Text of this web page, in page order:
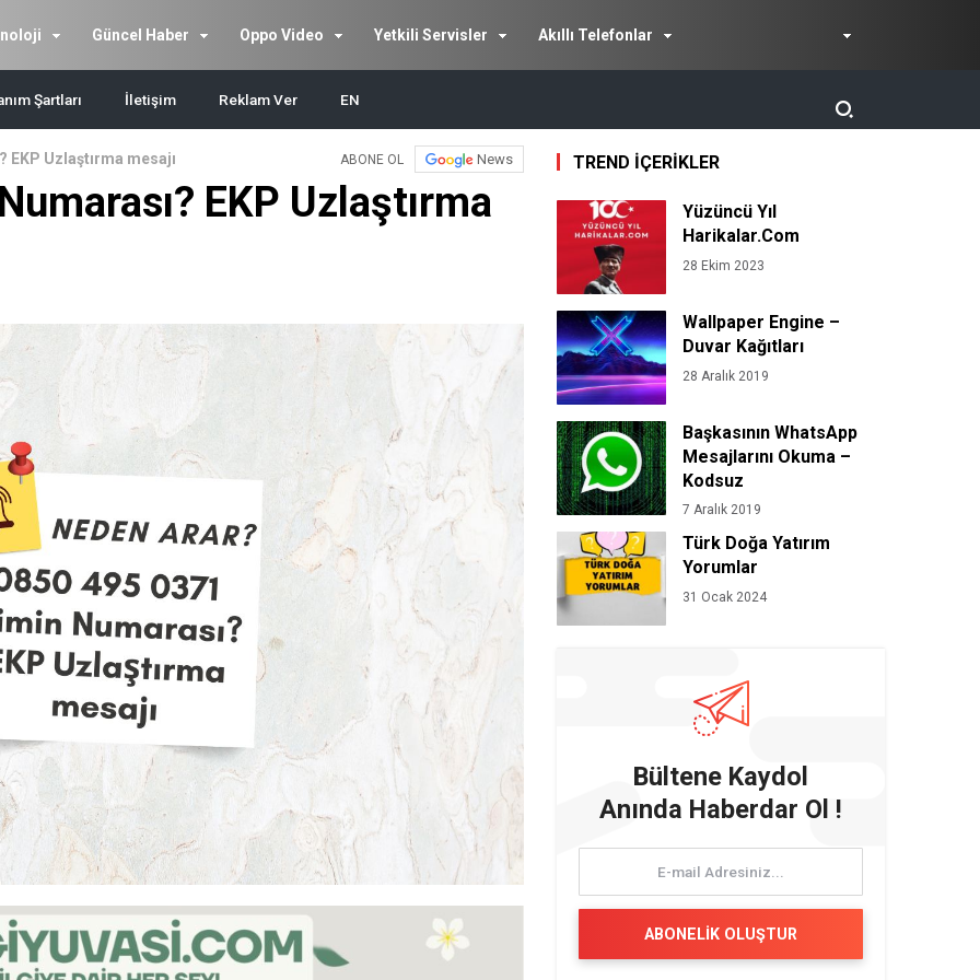
Güncel Haber Oppo Video Yetkili Servisler Akıllı Telefonlar
Şartları İletişim Reklam Ver EN
EKP Uzlaştırma mesajı ABONE OL News
EKP Uzlaştırma
TREND İÇERİKLER
Yüzüncü Yıl
Harikalar.Com
28 Ekim 2023
Wallpaper Engine –
Duvar Kağıtları
28 Aralık 2019
Başkasının WhatsApp
Mesajlarını Okuma –
Kodsuz
7 Aralık 2019
Türk Doğa Yatırım
Yorumlar
31 Ocak 2024
Bültene Kaydol
Anında Haberdar Ol !
ABONELİK OLUŞTUR